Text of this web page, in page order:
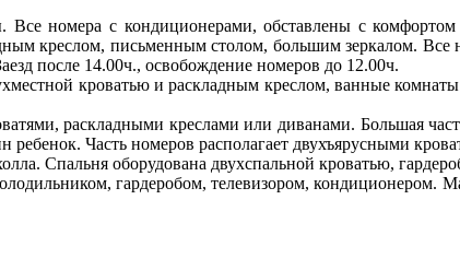
номера с кондиционерами, обставлены с
креслом, письменным столом, большим зеркалом. Все
после 14.00ч., освобождение номеров до 12.00ч.
кроватью и раскладным креслом, ванные
раскладными креслами или диванами. Большая
Часть номеров располагает двухъярусными
Спальня оборудована двухспальной кроватью,
гардеробом, телевизором, кондиционером.